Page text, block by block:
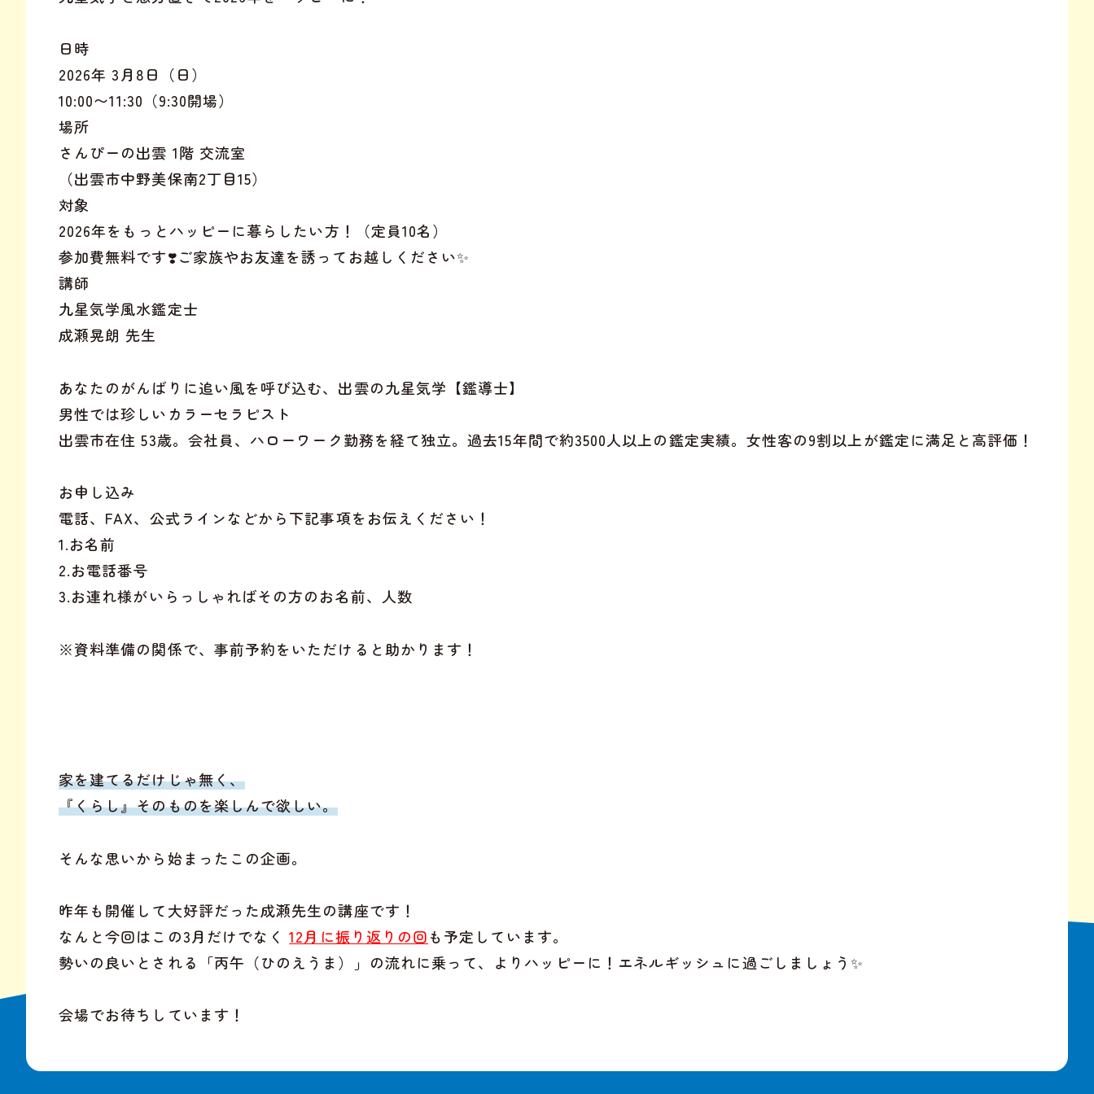
日時
2026年 3月8日（日）
10:00〜11:30（9:30開場）
場所
さんぴーの出雲 1階 交流室
（出雲市中野美保南2丁目15）
対象
2026年をもっとハッピーに暮らしたい方！（定員10名）
参加費無料です❣️ご家族やお友達を誘ってお越しください✨
講師
九星気学風水鑑定士
成瀬晃朗 先生
あなたのがんばりに追い風を呼び込む、出雲の九星気学【鑑導士】
男性では珍しいカラーセラピスト
出雲市在住 53歳。会社員、ハローワーク勤務を経て独立。過去15年間で約3500人以上の鑑定実績。女性客の9割以上が鑑定に満足と高評価！
お申し込み
電話、FAX、公式ラインなどから下記事項をお伝えください！
1.お名前
2.お電話番号
3.お連れ様がいらっしゃればその方のお名前、人数
※資料準備の関係で、事前予約をいただけると助かります！
家を建てるだけじゃ無く、
『くらし』そのものを楽しんで欲しい。
そんな思いから始まったこの企画。
昨年も開催して大好評だった成瀬先生の講座です！
なんと今回はこの3月だけでなく 12月に振り返りの回も予定しています。
勢いの良いとされる「丙午（ひのえうま）」の流れに乗って、よりハッピーに！エネルギッシュに過ごしましょう✨
会場でお待ちしています！